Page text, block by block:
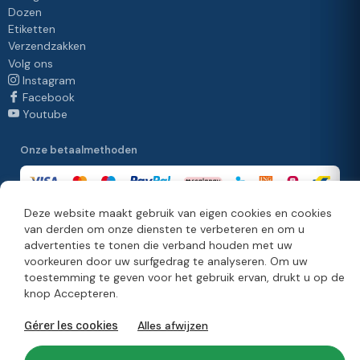
Deze website maakt gebruik van eigen cookies en cookies
van derden om onze diensten te verbeteren en om u
advertenties te tonen die verband houden met uw
voorkeuren door uw surfgedrag te analyseren. Om uw
toestemming te geven voor het gebruik ervan, drukt u op de
knop Accepteren.
Gérer les cookies Alles afwijzen
Dozen
Etiketten
Verzendzakken
Volg ons
Instagram
Facebook
Youtube
Onze betaalmethoden
Onze leveringsmethoden